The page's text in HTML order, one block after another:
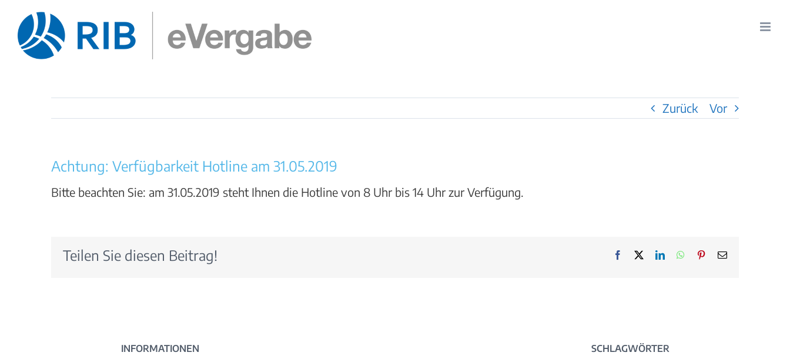
Inhalt
springen
Zurück Vor
Achtung: Verfügbarkeit Hotline am 31.05.2019
Bitte beachten Sie: am 31.05.2019 steht Ihnen die Hotline von 8 Uhr bis 14 Uhr zur Verfügung.
Teilen Sie diesen Beitrag! Facebook LinkedInWhatsApp
Pinterest
E-
INFORMATIONEN SCHLAGWÖRTER